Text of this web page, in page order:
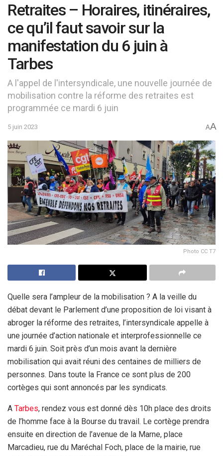
Retraites – Horaires, itinéraires,
ce qu’il faut savoir sur la
manifestation du 6 juin à
Tarbes
A l'appel de l'intersyndicale, une nouvelle journée de
mobilisation contre la réforme des retraites est
programmée ce mardi 6 juin
5 juin 2023 AA
Photo CC T7
Quelle sera l’ampleur de la mobilisation ? A la veille du
débat devant le Parlement d’une proposition de loi visant à
abroger la réforme des retraites, l’intersyndicale appelle à
une journée d’action nationale et interprofessionnelle ce
mardi 6 juin. Soit près d’un mois avant la dernière
mobilisation qui avait réuni des centaines de milliers de
personnes. Dans toute la France ce sont plus de 200
cortèges qui sont annoncés par les syndicats.
A Tarbes, rendez vous est donné dès 10h place des droits
de l’homme face à la Bourse du travail. Le cortège prendra
ensuite en direction de l’avenue de la Marne, place
Marcadieu, rue du Maréchal Foch, place de la mairie, rue